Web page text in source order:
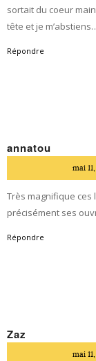
sortait du coeur
tête et je
Répondre
annatou
mai
Très magnifique
précisément ses
Répondre
Zaz
mai